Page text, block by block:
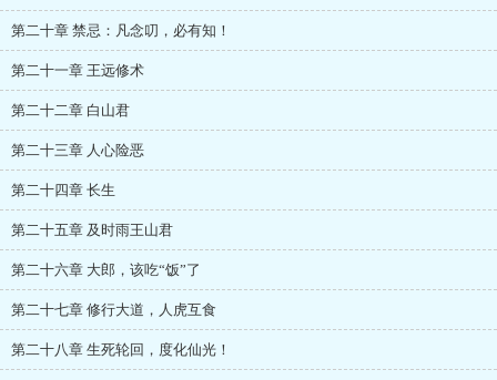
第二十章 禁忌：凡念叨，必有知！
第二十一章 王远修术
第二十二章 白山君
第二十三章 人心险恶
第二十四章 长生
第二十五章 及时雨王山君
第二十六章 大郎，该吃“饭”了
第二十七章 修行大道，人虎互食
第二十八章 生死轮回，度化仙光！